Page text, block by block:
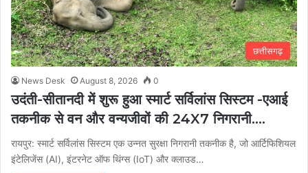
छत्तीसगढ़
News Desk August 8, 2026 0
उदंती-सीतानदी में शुरू हुआ स्मार्ट सर्विलांस सिस्टम -एआई
तकनीक से वन और वन्यजीवों की 24X7 निगरानी….
रायपुर: स्मार्ट सर्विलांस सिस्टम एक उन्नत सुरक्षा निगरानी तकनीक है, जो आर्टिफिशियल
इंटेलिजेंस (AI), इंटरनेट ऑफ थिंग्स (IoT) और क्लाउड…